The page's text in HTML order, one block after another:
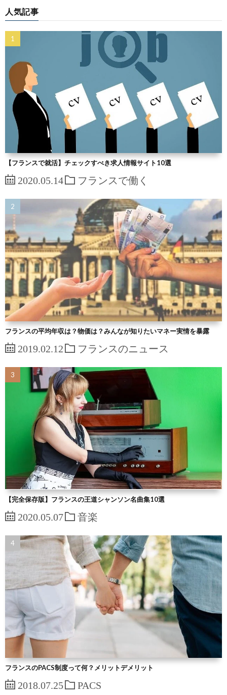
人気記事
【フランスで就活】チェックすべき求人情報サイト10選
2020.05.14 フランスで働く
フランスの平均年収は？物価は？みんなが知りたいマネー実情を暴露
2019.02.12 フランスのニュース
【完全保存版】フランスの王道シャンソン名曲集10選
2020.05.07 音楽
フランスのPACS制度って何？メリットデメリット
2018.07.25 PACS